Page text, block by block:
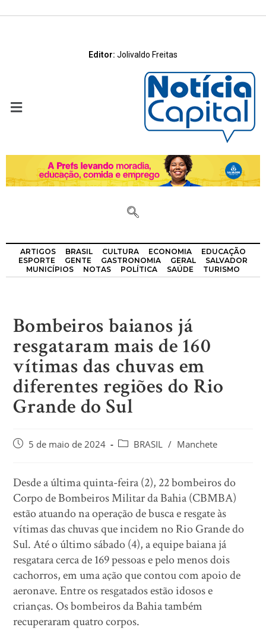
Editor: Jolivaldo Freitas
ARTIGOS BRASIL CULTURA ECONOMIA
EDUCAÇÃO
ESPORTE
GENTE GASTRONOMIA GERAL
SALVADOR
MUNICÍPIOS
NOTAS POLÍTICA SAÚDE TURISMO
Bombeiros baianos já
resgataram mais de 160
vítimas das chuvas em
diferentes regiões do Rio
Grande do Sul
5 de maio de 2024 BRASIL / Manchete
Desde a última quinta-feira (2), 22 bombeiros do
Corpo de Bombeiros Militar da Bahia (CBMBA)
estão atuando na operação de busca e resgate às
vítimas das chuvas que incidem no Rio Grande do
Sul. Até o último sábado (4), a equipe baiana já
resgatara cerca de 169 pessoas e pelo menos dois
cachorros, em uma ação que contou com apoio de
aeronave. Entre os resgatados estão idosos e
crianças. Os bombeiros da Bahia também
recuperaram quatro corpos.